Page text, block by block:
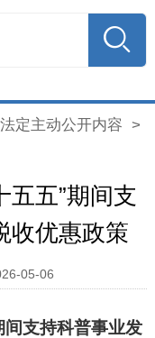
法定主动公开内容 >
五五”期间支
收优惠政策
05-06
支持科普事业发